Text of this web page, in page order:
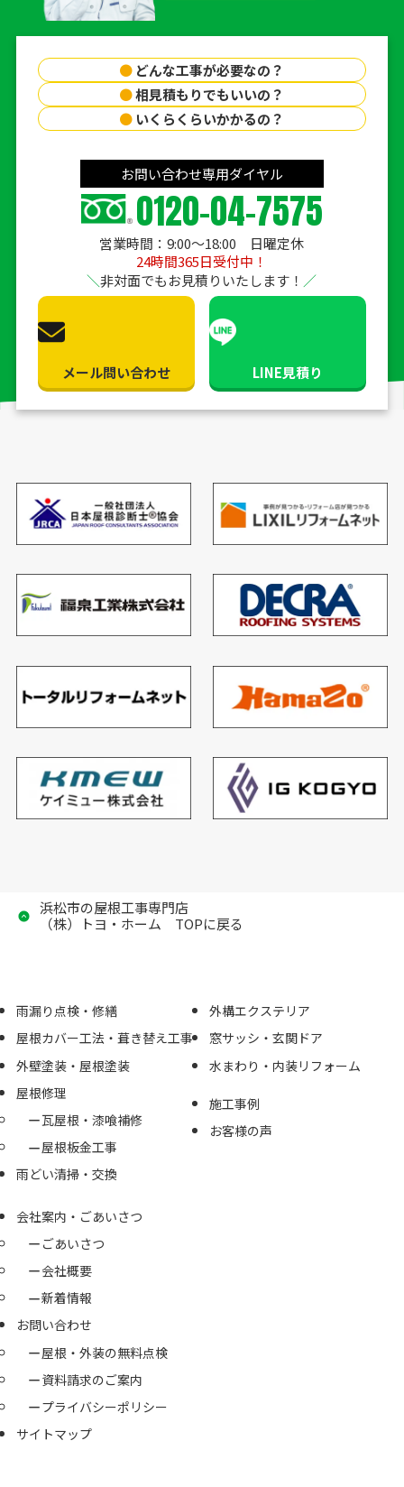
● どんな工事が必要なの？
●相見積もりでもいいの？
● いくらくらいかかるの？
お問い合わせ専用ダイヤル
0120-04-7575
営業時間：9:00〜18:00 日曜定休
24時間365日受付中！
非対面でもお見積りいたします！
メール問い合わせ LINE見積り
浜松市の屋根工事専門店
（株）トヨ・ホーム TOPに戻る
雨漏り点検・修繕
屋根カバー工法・葺き替え工事
外壁塗装・屋根塗装
屋根修理
瓦屋根・漆喰補修
屋根板金工事
雨どい清掃・交換
外構エクステリア
窓サッシ・玄関ドア
水まわり・内装リフォーム
施工事例
お客様の声
会社案内・ごあいさつ
ごあいさつ
会社概要
新着情報
お問い合わせ
屋根・外装の無料点検
資料請求のご案内
プライバシーポリシー
サイトマップ